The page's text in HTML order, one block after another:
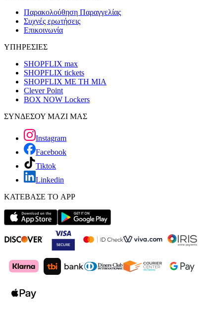
Παρακολούθηση Παραγγελίας
Συχνές ερωτήσεις
Επικοινωνία
ΥΠΗΡΕΣΙΕΣ
SHOPFLIX max
SHOPFLIX tickets
SHOPFLIX ΜΕ ΤΗ ΜΙΑ
Clever Point
BOX NOW Lockers
ΣΥΝΔΕΣΟΥ ΜΑΖΙ ΜΑΣ
Instagram
Facebook
Tiktok
Linkedin
ΚΑΤΕΒΑΣΕ ΤΟ APP